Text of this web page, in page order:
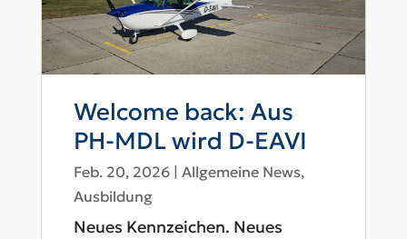
Welcome back: Aus
PH-MDL wird D-EAVI
Feb. 20, 2026| Allgemeine News,
Ausbildung
Neues Kennzeichen. Neues